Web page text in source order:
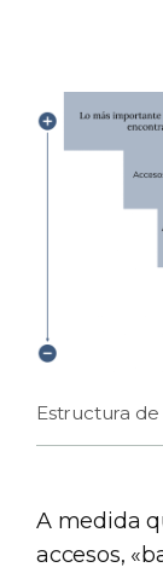
Estructura
A medida
accesos,